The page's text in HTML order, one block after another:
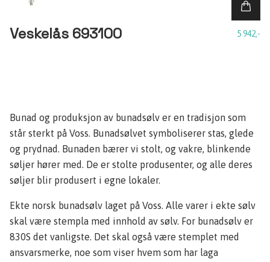
Veskelås 693100 5 942,-
Bunad og produksjon av bunadsølv er en tradisjon som
står sterkt på Voss. Bunadsølvet symboliserer stas, glede
og prydnad. Bunaden bærer vi stolt, og vakre, blinkende
søljer hører med. De er stolte produsenter, og alle deres
søljer blir produsert i egne lokaler.
Ekte norsk bunadsølv laget på Voss. Alle varer i ekte sølv
skal være stempla med innhold av sølv. For bunadsølv er
830S det vanligste. Det skal også være stemplet med
ansvarsmerke, noe som viser hvem som har laga